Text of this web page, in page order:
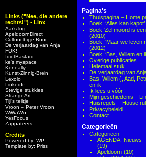
Links ("Nee, die andere
rechts!") - Linx
Aar’s log
ApeldoornDirect
Cultuur bij je Buur
De verjaardag van Anja
FOK!
IdiotBastard
ke's myspace
Keneally
Kunst-Zinnig-Brein
Lexolo
LinkedIn
Stevige stukkies
StrangeArt
Tijl’s teiltje
Vroon – Peter Vroon
WiWaWo
YesFocus
Zappateers
Credits
Powered by: WP
Template by: Priss
Pagina's
Thuispagina – Home
Boek: ‘Alles kan
Boek ‘Zelfmoord is een
(2010)
Boek: ‘Maar we leven
(2012)
Boek: ‘Bas, Willem en
Overige publicaties
Helemaal stuk
De verjaardag van
Bas, Willem (, Aad,
en ik
Ik lees u vóór!
Mijn geschiedenis –
Huisregels – House
Privacybeleid
Contact
Categorieën
Categorieën
AGENDA! Nieuws
(19)
Apeldoorn (10)